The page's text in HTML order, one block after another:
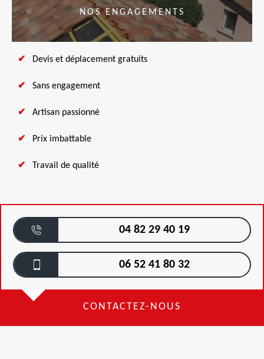
NOS ENGAGEMENTS
Devis et déplacement gratuits
Sans engagement
Artisan passionné
Prix imbattable
Travail de qualité
04 82 29 40 19
06 52 41 80 32
CONTACTEZ-NOUS